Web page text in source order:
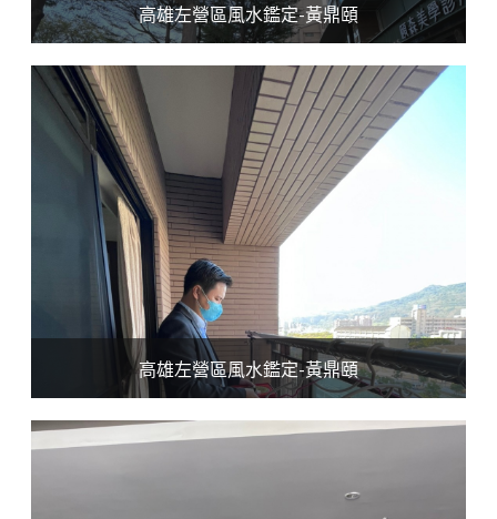
高雄左營區風水鑑定-黃鼎頤
高雄左營區風水鑑定-黃鼎頤